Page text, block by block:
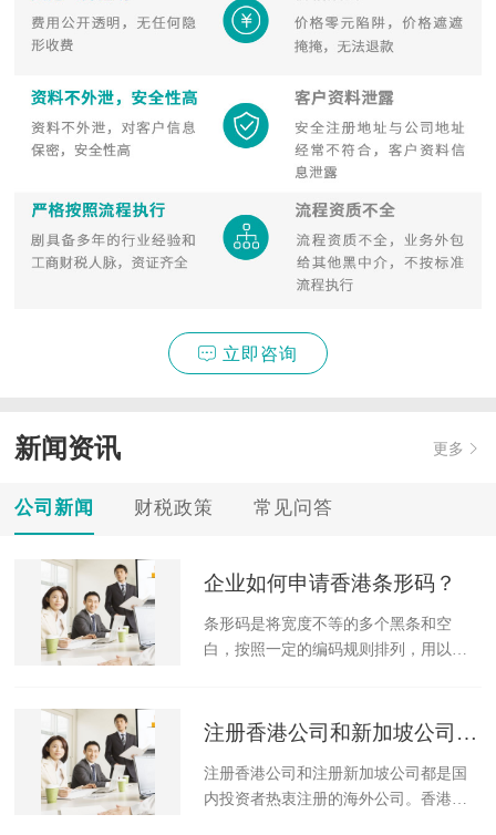
立即咨询
新闻资讯 更多
公司新闻 财税政策 常见问答
企业如何申请香港条形码？
条形码是将宽度不等的多个黑条和空
白，按照一定的编码规则排列，用以表
条）和白条（简称空）排成的平行线图注册香港公司和新加坡公司的区别
注册香港公司和注册新加坡公司都是国
内投资者热衷注册的海外公司。香港和